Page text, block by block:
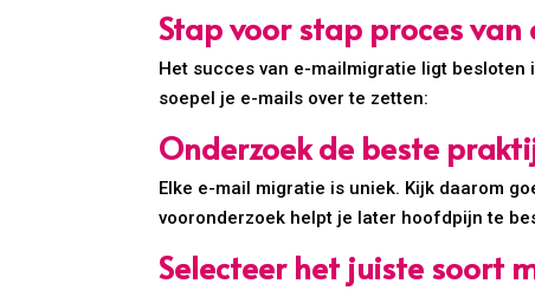
Stap voor stap proces
Het succes van e-mailmigratie ligt
soepel je e-mails over te zetten:
Onderzoek de beste
Elke e-mail migratie is uniek. Kijk daarom
vooronderzoek helpt je later hoofdpijn te
Selecteer het juiste soort